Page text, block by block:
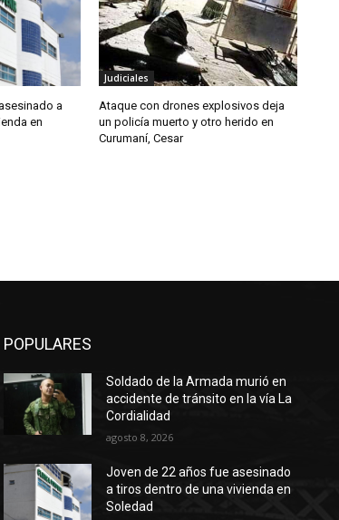
a
en
Judiciales
Ataque con drones explosivos deja
un policía muerto y otro herido en
Curumaní, Cesar
POPULARES
Soldado de la Armada murió en
accidente de tránsito en la vía La
Cordialidad
agosto 8, 2026
Joven de 22 años fue asesinado
a tiros dentro de una vivienda en
Soledad